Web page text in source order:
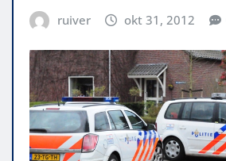
ruiver okt 31, 2012